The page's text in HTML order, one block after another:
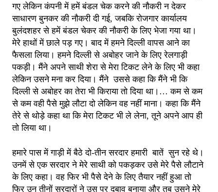
गए लेकिन कंपनी में हमें बंडल चेक करने की नौकरी न देकर
साधारण बुनकर की नौकरी दी गई, जबकि रोजगार कार्यालय
बुलंदशहर से हमें बंडल चेकर की नौकरी के लिए भेजा गया था।
मेरे हाथों में छाले पड़ गए। बाद में हमने दिल्ली वापस आने का
फैसला लिया। हमने दिल्ली से अबोहर जाने के लिए रेलगाड़ी
पकड़ी। मैंने अपने साथी शेरा से मेरा टिकट लेने के लिए भी कहा
लेकिन उसने मना कर दिया। मैंने उससे कहा कि मैंने भी कि
दिल्ली से अबोहर का तेरा भी किराया तो दिया था।… कम से कम
से कम वही पैसे मुझे लौटा दो लेकिन वह नहीं माना। कहा कि मैंने
तेरे से थोड़े कहा था कि मेरा टिकट भी ले लेना, तूने अपने आप ही
तो लिया था।
हमारे पास में गाड़ी में बैठे दो-तीन सरदार हमारी बातें सुन रहे थे।
उनमें से एक सरदार ने मेरे साथी को पकड़कर उसे मेरे पैसे लौटाने
के लिए कहा। वह फिर भी पैसे देने के लिए तैयार नहीं हुआ तो
फिर उन तीनों सरदारों ने उस पर दबाव बनाया और तब उसने मेरे